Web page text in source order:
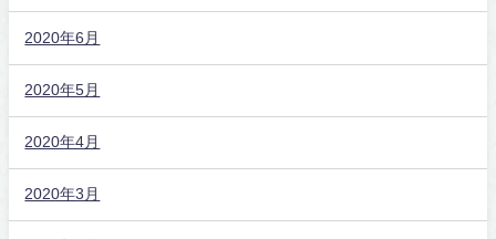
2020年6月
2020年5月
2020年4月
2020年3月